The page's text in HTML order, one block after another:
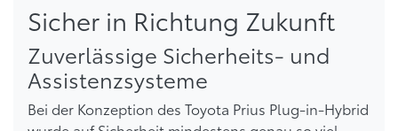
Sicher in Richtung Zukunft
Zuverlässige Sicherheits- und
Assistenzsysteme
Bei der Konzeption des Toyota Prius Plug-in-Hybrid